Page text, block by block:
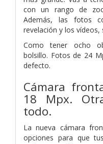
con un rango de
Además, las fotos
revelación y los vídeos,
Como tener ocho
bolsillo. Fotos de 24
defecto.
Cámara
18 Mpx.
todo.
La nueva cámara
opciones para que